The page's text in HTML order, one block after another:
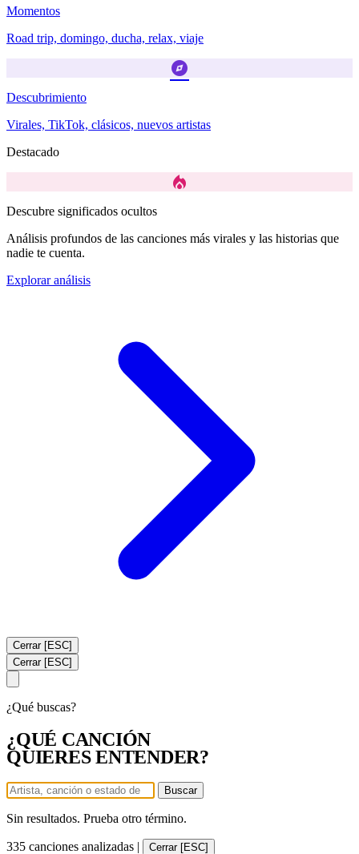
Momentos
Road trip, domingo, ducha, relax, viaje
explore
Descubrimiento
Virales, TikTok, clásicos, nuevos artistas
Destacado
local_fire_department
Descubre significados ocultos
Análisis profundos de las canciones más virales y las historias que
nadie te cuenta.
Explorar análisis
Cerrar [ESC]
Cerrar [ESC]
¿Qué buscas?
¿QUÉ CANCIÓN
QUIERES ENTENDER?
Buscar
Sin resultados. Prueba otro término.
335 canciones analizadas | Cerrar [ESC]